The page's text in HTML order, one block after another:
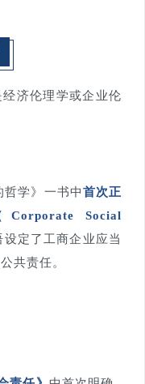
济伦理学或企业伦
学》一书中首次正
Social
设定了工商企业应当
共责任。